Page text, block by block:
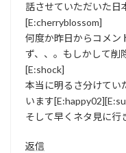
話させていただいた日
[E:cherryblossom]
何度か昨日からコメン
ず、、。もしかして削
[E:shock]
本当に明るさ分けてい
います
そして早くネタ見に行
返信